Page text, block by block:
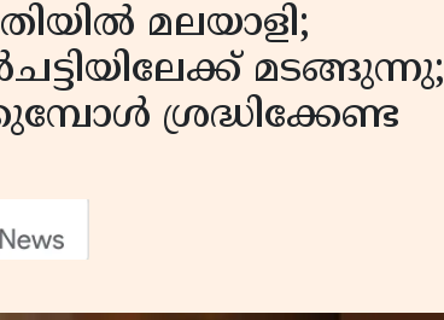
മലയാളി;
മടങ്ങുന്നു;
ശ്രദ്ധിക്കേണ്ട